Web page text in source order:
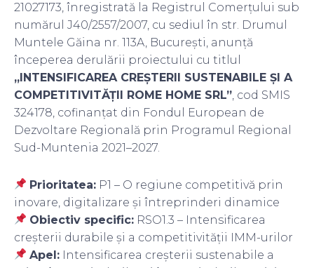
21027173, înregistrată la Registrul Comerțului sub
numărul J40/2557/2007, cu sediul în str. Drumul
Muntele Găina nr. 113A, București, anunță
începerea derulării proiectului cu titlul
„INTENSIFICAREA CREȘTERII SUSTENABILE ȘI A
COMPETITIVITĂȚII ROME HOME SRL” , cod SMIS
324178, cofinanțat din Fondul European de
Dezvoltare Regională prin Programul Regional
Sud-Muntenia 2021–2027.
Prioritatea: P1 – O regiune competitivă prin
inovare, digitalizare și întreprinderi dinamice
Obiectiv specific: RSO1.3 – Intensificarea
creșterii durabile și a competitivității IMM-urilor
Apel: Intensificarea creșterii sustenabile a